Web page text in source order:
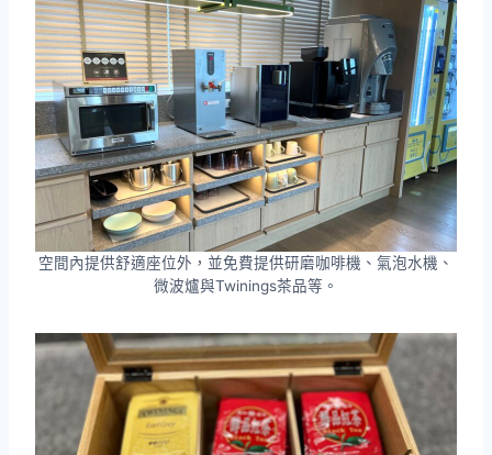
空間內提供舒適座位外，並免費提供研磨咖啡機、氣泡水機、
微波爐與Twinings茶品等。